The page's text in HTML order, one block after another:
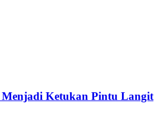
Ketukan Pintu Langit